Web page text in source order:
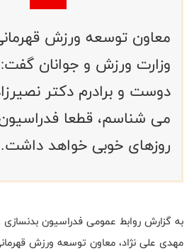
معاون توسعه ورزش
وزارت ورزش و جوانان
دوست و برادرم دکتر
می شناسم، قطعا
روزهای خوبی خواهد داشت.
به گزارش روابط عمومی فدراسیون بدنسازی
مهدی علی نژاد، معاون توسعه ورزش